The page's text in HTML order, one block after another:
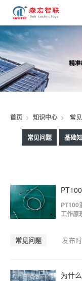
常
首页 > 知识中心 > 常
常见问题 基础
PT100
工作原
化与过
常见问题 发布